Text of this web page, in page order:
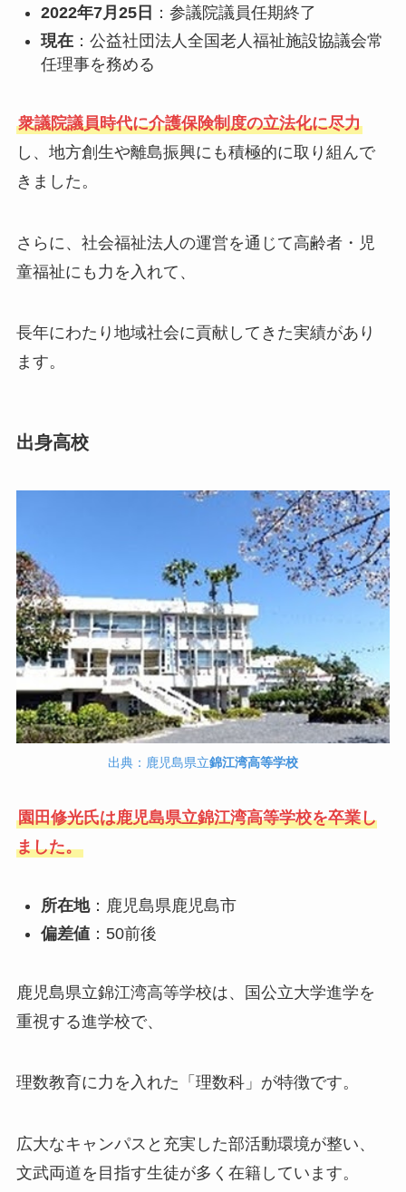
2022年7月25日 ：参議院議員任期終了
現在：公益社団法人全国老人福祉施設協議会常
任理事を務める
衆議院議員時代に介護保険制度の立法化に尽力
し、地方創生や離島振興にも積極的に取り組んで
きました。
さらに、社会福祉法人の運営を通じて高齢者・児
童福祉にも力を入れて、
長年にわたり地域社会に貢献してきた実績があり
ます。
出身高校
出典：鹿児島県立錦江湾高等学校
園田修光氏は鹿児島県立錦江湾高等学校を卒業し
ました。
所在地：鹿児島県鹿児島市
偏差値：50前後
鹿児島県立錦江湾高等学校は、国公立大学進学を
重視する進学校で、
理数教育に力を入れた「理数科」が特徴です。
広大なキャンパスと充実した部活動環境が整い、
文武両道を目指す生徒が多く在籍しています。